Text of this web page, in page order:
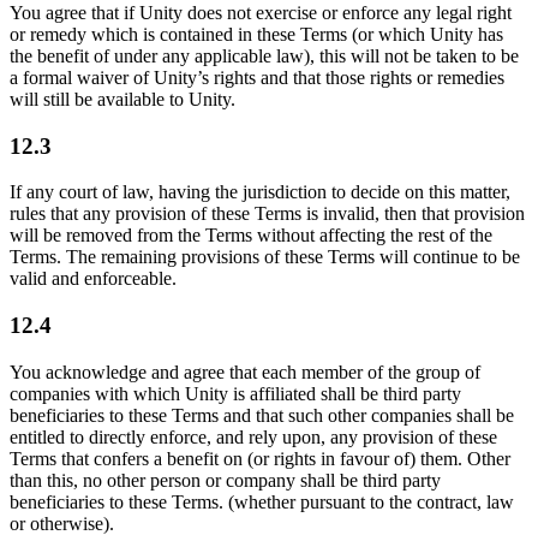
You agree that if Unity does not exercise or enforce any legal right
or remedy which is contained in these Terms (or which Unity has
the benefit of under any applicable law), this will not be taken to be
a formal waiver of Unity’s rights and that those rights or remedies
will still be available to Unity.
12.3
If any court of law, having the jurisdiction to decide on this matter,
rules that any provision of these Terms is invalid, then that provision
will be removed from the Terms without affecting the rest of the
Terms. The remaining provisions of these Terms will continue to be
valid and enforceable.
12.4
You acknowledge and agree that each member of the group of
companies with which Unity is affiliated shall be third party
beneficiaries to these Terms and that such other companies shall be
entitled to directly enforce, and rely upon, any provision of these
Terms that confers a benefit on (or rights in favour of) them. Other
than this, no other person or company shall be third party
beneficiaries to these Terms. (whether pursuant to the contract, law
or otherwise).